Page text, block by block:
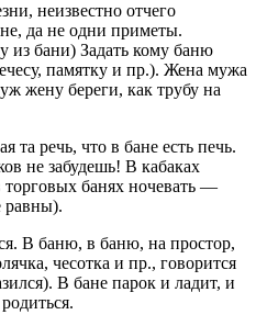
неизвестно отчего
да не одни приметы.
из бани) Задать кому баню
памятку и пр.). Жена мужа
жену береги, как трубу на
та речь, что в бане есть печь.
не забудешь! В кабаках
торговых банях ночевать —
равны).
В баню, в баню, на простор,
чесотка и пр., говорится
В бане парок и ладит, и